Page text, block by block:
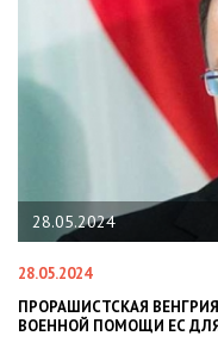
28.05.2024
28.05.2024
ПРОРАШИСТСКАЯ
ВОЕННОЙ ПОМОЩИ ЕС